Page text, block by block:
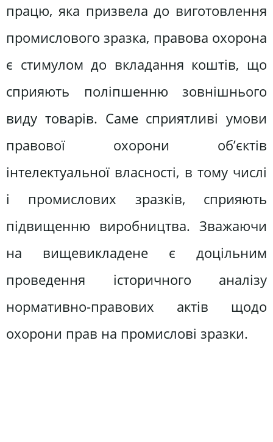
працю, яка призвела до виготовлення
промислового зразка, правова охорона
є стимулом до вкладання коштів, що
сприяють поліпшенню зовнішнього
виду товарів. Саме сприятливі умови
правової охорони об’єктів
інтелектуальної власності, в тому числі
і промислових зразків, сприяють
підвищенню виробництва. Зважаючи
на вищевикладене є доцільним
проведення історичного аналізу
нормативно-правових актів щодо
охорони прав на промислові зразки.